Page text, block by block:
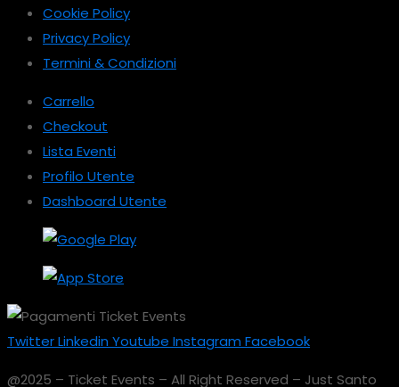
Cookie Policy
Privacy Policy
Termini & Condizioni
Carrello
Checkout
Lista Eventi
Profilo Utente
Dashboard Utente
TwitterLinkedin Youtube Instagram Facebook
@2025 – Ticket Events – All Right Reserved – Just Santo